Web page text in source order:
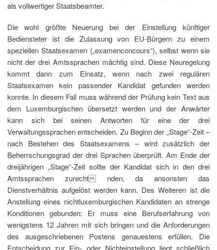
als vollwertiger Staatsbeamter.
Die wohl größte Neuerung bei der Einstellung künftiger
Bediensteter ist die Zulassung von EU-Bürgern zu einem
speziellen Staatsexamen („examenconcours“), selbst wenn sie
nicht der drei Amtssprachen mächtig sind. Diese Neuregelung
kommt dann zum Einsatz, wenn nach zwei regulären
Staatsexamen kein passender Kandidat gefunden werden
konnte. In diesem Fall muss während der Prüfung kein Text aus
dem Luxemburgischen übersetzt werden und der Anwärter
kann sich bei seinen Antworten für eine der drei
Verwaltungssprachen entscheiden. Zu Beginn der „Stage“-Zeit –
nach Bestehen des Staatsexamens – wird zusätzlich der
Beherrschungsgrad der drei Sprachen überprüft. Am Ende der
dreijährigen „Stage“-Zeit sollte der Kandidat sich in den drei
Amtssprachen zurecht nden, da ansonsten das
Dienstverhältnis aufgelöst werden kann. Des Weiteren ist die
Anstellung eines nichtluxemburgischen Kandidaten an strenge
Konditionen gebunden: Er muss eine Berufserfahrung von
wenigstens 12 Jahren mit sich bringen und die Anforderungen
des ausgeschriebenen Postens genauestens erfüllen. Die
Entscheidung zur Ein- oder Nichteinstellung liegt schließlich